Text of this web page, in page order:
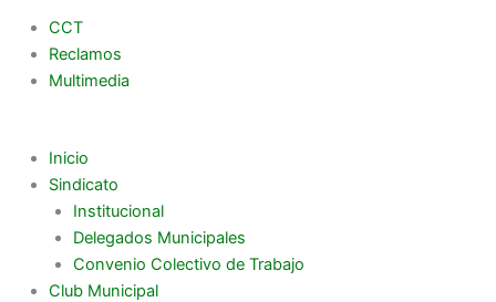
CCT
Reclamos
Multimedia
Inicio
Sindicato
Institucional
Delegados Municipales
Convenio Colectivo de Trabajo
Club Municipal